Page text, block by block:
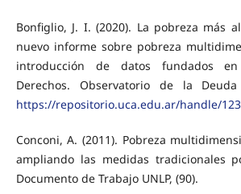
Bonfiglio, J. I. (2020). La pobreza más
nuevo informe sobre pobreza
introducción de datos fundados
Derechos. Observatorio de la
https://repositorio.uca.edu.ar/handle/
Conconi, A. (2011). Pobreza
ampliando las medidas tradicionales
Documento de Trabajo UNLP, (90).